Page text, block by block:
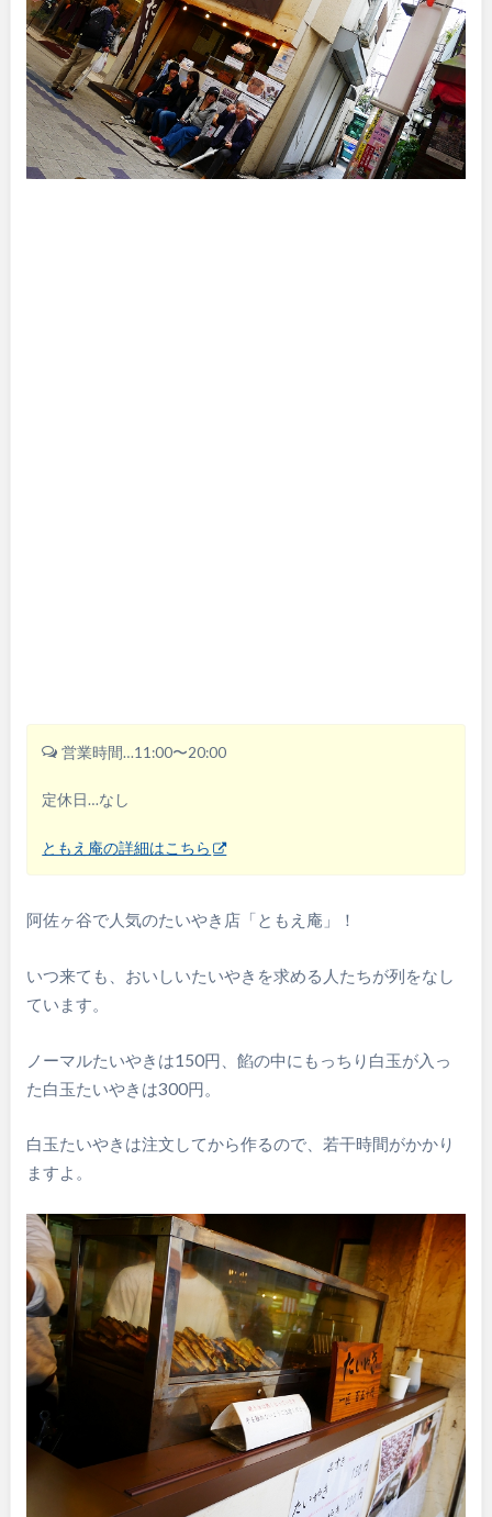
営業時間…11:00〜20:00
定休日…なし
ともえ庵の詳細はこちら
阿佐ヶ谷で人気のたいやき店「ともえ庵」！
いつ来ても、おいしいたいやきを求める人たちが列をなし
ています。
ノーマルたいやきは150円、餡の中にもっちり白玉が入っ
た白玉たいやきは300円。
白玉たいやきは注文してから作るので、若干時間がかかり
ますよ。